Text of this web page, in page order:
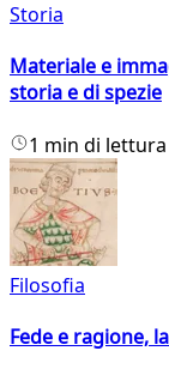
Storia
Materiale e
storia e di spezie
1 min di lettura
Filosofia
Fede e ragione,